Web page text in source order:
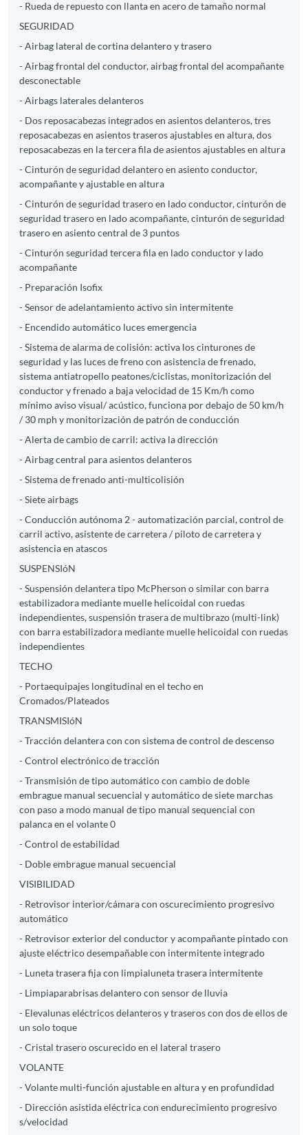
- Rueda de repuesto con llanta en acero de tamaño normal
SEGURIDAD
- Airbag lateral de cortina delantero y trasero
- Airbag frontal del conductor, airbag frontal del acompañante
desconectable
- Airbags laterales delanteros
- Dos reposacabezas integrados en asientos delanteros, tres
reposacabezas en asientos traseros ajustables en altura, dos
reposacabezas en la tercera fila de asientos ajustables en altura
- Cinturón de seguridad delantero en asiento conductor,
acompañante y ajustable en altura
- Cinturón de seguridad trasero en lado conductor, cinturón de
seguridad trasero en lado acompañante, cinturón de seguridad
trasero en asiento central de 3 puntos
- Cinturón seguridad tercera fila en lado conductor y lado
acompañante
- Preparación Isofix
- Sensor de adelantamiento activo sin intermitente
- Encendido automático luces emergencia
- Sistema de alarma de colisión: activa los cinturones de
seguridad y las luces de freno con asistencia de frenado,
sistema antiatropello peatones/ciclistas, monitorización del
conductor y frenado a baja velocidad de 15 Km/h como
mínimo aviso visual/ acústico, funciona por debajo de 50 km/h
/ 30 mph y monitorización de patrón de conducción
- Alerta de cambio de carril: activa la dirección
- Airbag central para asientos delanteros
- Sistema de frenado anti-multicolisión
- Siete airbags
- Conducción autónoma 2 - automatización parcial, control de
carril activo, asistente de carretera / piloto de carretera y
asistencia en atascos
SUSPENSIóN
- Suspensión delantera tipo McPherson o similar con barra
estabilizadora mediante muelle helicoidal con ruedas
independientes, suspensión trasera de multibrazo (multi-link)
con barra estabilizadora mediante muelle helicoidal con ruedas
independientes
TECHO
- Portaequipajes longitudinal en el techo en
Cromados/Plateados
TRANSMISIóN
- Tracción delantera con con sistema de control de descenso
- Control electrónico de tracción
- Transmisión de tipo automático con cambio de doble
embrague manual secuencial y automático de siete marchas
con paso a modo manual de tipo manual sequencial con
palanca en el volante 0
- Control de estabilidad
- Doble embrague manual secuencial
VISIBILIDAD
- Retrovisor interior/cámara con oscurecimiento progresivo
automático
- Retrovisor exterior del conductor y acompañante pintado con
ajuste eléctrico desempañable con intermitente integrado
- Luneta trasera fija con limpialuneta trasera intermitente
- Limpiaparabrisas delantero con sensor de lluvia
- Elevalunas eléctricos delanteros y traseros con dos de ellos de
un solo toque
- Cristal trasero oscurecido en el lateral trasero
VOLANTE
- Volante multi-función ajustable en altura y en profundidad
- Dirección asistida eléctrica con endurecimiento progresivo
s/velocidad